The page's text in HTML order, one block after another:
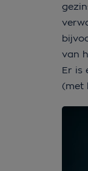
van
Er is
(met